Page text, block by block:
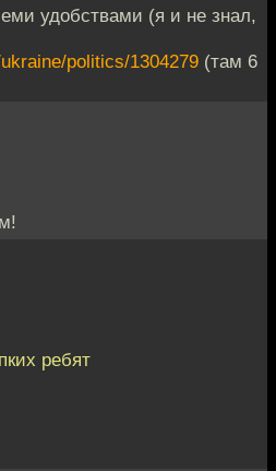
удобствами (я и не знал,
politics/1304279 (там 6
ребят